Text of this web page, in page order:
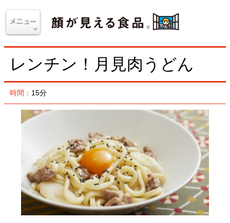
レンチン！月見肉うどん
時間：15分
材料